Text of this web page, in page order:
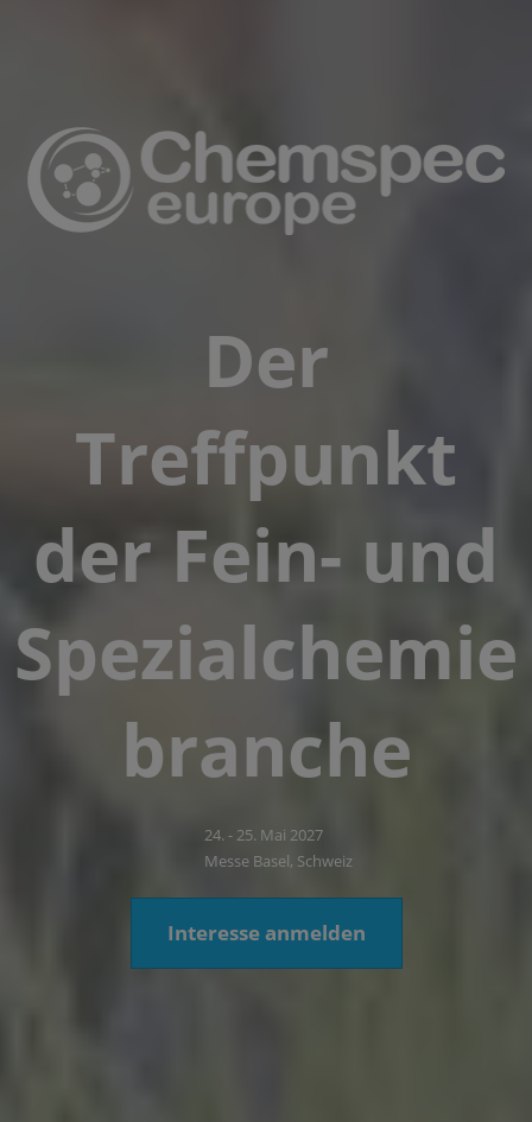
Der
Treffpunkt
der Fein- und
Spezialchemie
branche
24. - 25. Mai 2027
Messe Basel, Schweiz
Interesse anmelden